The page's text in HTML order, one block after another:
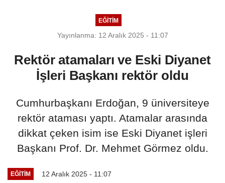
EĞİTİM
Yayınlanma: 12 Aralık 2025 - 11:07
Rektör atamaları ve Eski Diyanet
İşleri Başkanı rektör oldu
Cumhurbaşkanı Erdoğan, 9 üniversiteye
rektör ataması yaptı. Atamalar arasında
dikkat çeken isim ise Eski Diyanet işleri
Başkanı Prof. Dr. Mehmet Görmez oldu.
EĞİTİM 12 Aralık 2025 - 11:07